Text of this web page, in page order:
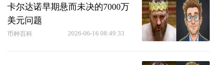
卡尔达诺早期悬而未决的7000万
美元问题
币种百科 2026-06-16 08:49:33